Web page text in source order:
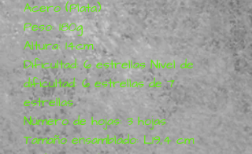
Acero (Plata)
Peso: 180g
Altura: 14cm
Dificultad: 6 estrellas Nivel de
dificultad: 6 estrellas de 7
estrellas
Número de hojas: 3 hojas
Tamaño ensamblado: L19,4 cm